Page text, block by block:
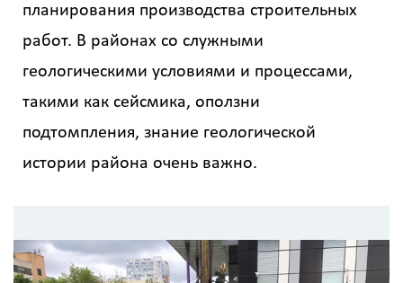
планирования производства строительных
работ. В районах со служными
геологическими условиями и процессами,
такими как сейсмика, оползни
подтомпления, знание геологической
истории района очень важно.